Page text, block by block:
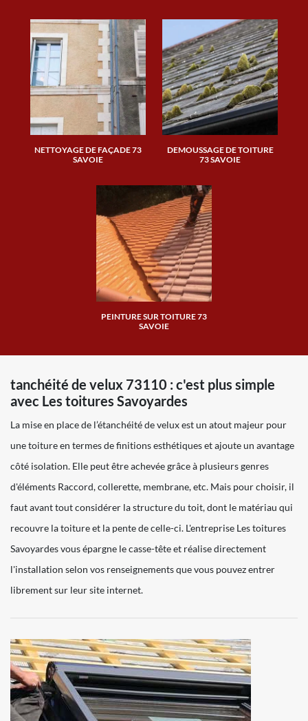
NETTOYAGE DE FAÇADE 73
SAVOIE
DEMOUSSAGE DE TOITURE
73 SAVOIE
PEINTURE SUR TOITURE 73
SAVOIE
tanchéité de velux 73110 : c'est plus simple
avec Les toitures Savoyardes
La mise en place de l’étanchéité de velux est un atout majeur pour
une toiture en termes de finitions esthétiques et ajoute un avantage
côté isolation. Elle peut être achevée grâce à plusieurs genres
d'éléments Raccord, collerette, membrane, etc. Mais pour choisir, il
faut avant tout considérer la structure du toit, dont le matériau qui
recouvre la toiture et la pente de celle-ci. L'entreprise Les toitures
Savoyardes vous épargne le casse-tête et réalise directement
l'installation selon vos renseignements que vous pouvez entrer
librement sur leur site internet.